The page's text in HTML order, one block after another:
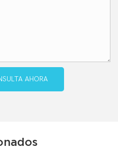
AHORA